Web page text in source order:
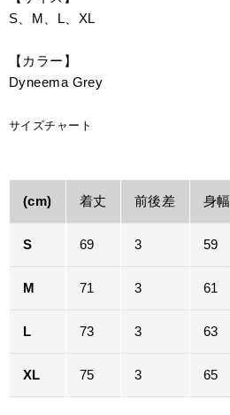
S、M、L、XL
【カラー】
Dyneema Grey
サイズチャート
(cm) 着丈 前後差 身幅
S 69 3 59
M 71 3 61
L 73 3 63
XL 75 3 65